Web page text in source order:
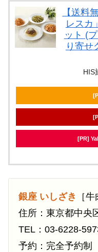
【送料
レスカ
ット (
り寄せ
HIS
[PR]
銀座 いしざき
［
住所：東京都中央
TEL：03-6228-
予約：完全予約制